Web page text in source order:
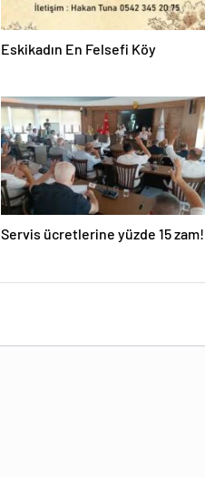
Eskikadın En Felsefi Köy
Servis ücretlerine yüzde 15 zam!